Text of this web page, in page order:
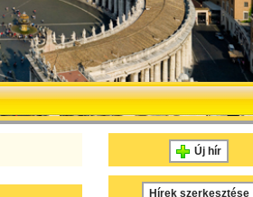
Új hír
Hírek szerkesztése